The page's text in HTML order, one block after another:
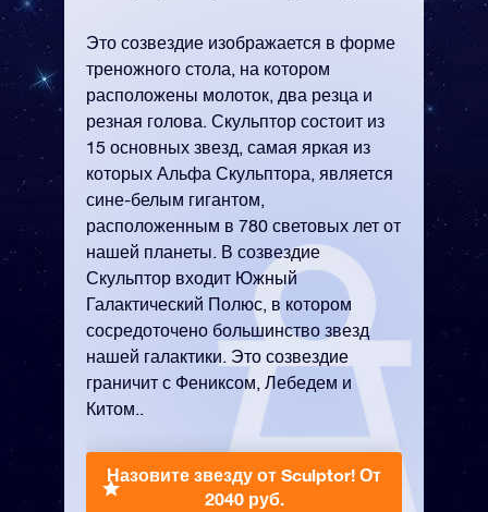
Это созвездие изображается в форме
треножного стола, на котором
расположены молоток, два резца и
резная голова. Скульптор состоит из
15 основных звезд, самая яркая из
которых Альфа Скульптора, является
сине-белым гигантом,
расположенным в 780 световых лет от
нашей планеты. В созвездие
Скульптор входит Южный
Галактический Полюс, в котором
сосредоточено большинство звезд
нашей галактики. Это созвездие
граничит с Фениксом, Лебедем и
Китом..
Назовите звезду от Sculptor! От
2040 руб.